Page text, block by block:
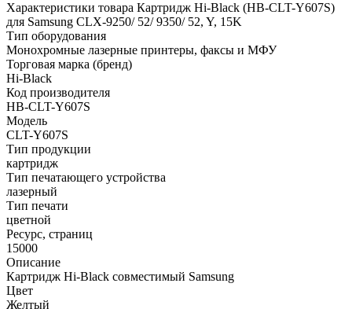
Характеристики товара Картридж Hi-Black (HB-CLT-Y607S)
для Samsung CLX-9250/ 52/ 9350/ 52, Y, 15K
Тип оборудования
Монохромные лазерные принтеры, факсы и МФУ
Торговая марка (бренд)
Hi-Black
Код производителя
HB-CLT-Y607S
Модель
CLT-Y607S
Тип продукции
картридж
Тип печатающего устройства
лазерный
Тип печати
цветной
Ресурс, страниц
15000
Описание
Картридж Hi-Black совместимый Samsung
Цвет
Желтый